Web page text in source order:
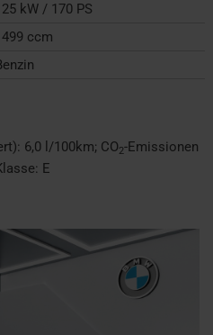
kW / 170 PS
ccm
6,0 l/100km; CO2-Emissionen
E